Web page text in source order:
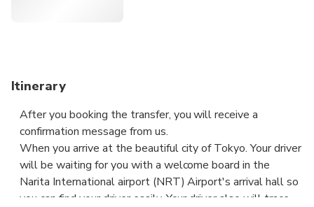
Itinerary
After you booking the transfer, you will receive a
confirmation message from us.
When you arrive at the beautiful city of Tokyo. Your driver
will be waiting for you with a welcome board in the
Narita International airport (NRT) Airport's arrival hall so
you can find your driver easily. Your driver also will trace